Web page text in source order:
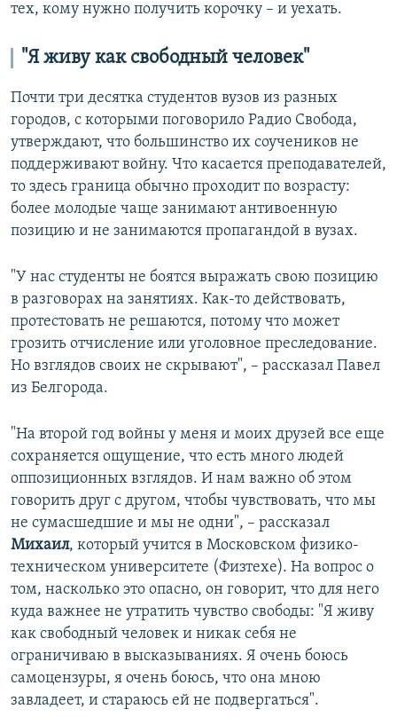
тех, кому нужно получить корочку – и уехать.
"Я живу как свободный человек"
Почти три десятка студентов вузов из разных
городов, с которыми поговорило Радио Свобода,
утверждают, что большинство их соучеников не
поддерживают войну. Что касается преподавателей,
то здесь граница обычно проходит по возрасту:
более молодые чаще занимают антивоенную
позицию и не занимаются пропагандой в вузах.
"У нас студенты не боятся выражать свою позицию
в разговорах на занятиях. Как-то действовать,
протестовать не решаются, потому что может
грозить отчисление или уголовное преследование.
Но взглядов своих не скрывают", – рассказал Павел
из Белгорода.
"На второй год войны у меня и моих друзей все еще
сохраняется ощущение, что есть много людей
оппозиционных взглядов. И нам важно об этом
говорить друг с другом, чтобы чувствовать, что мы
не сумасшедшие и мы не одни", – рассказал
Михаил, который учится в Московском физико-
техническом университете (Физтехе). На вопрос о
том, насколько это опасно, он говорит, что для него
куда важнее не утратить чувство свободы: "Я живу
как свободный человек и никак себя не
ограничиваю в высказываниях. Я очень боюсь
самоцензуры, я очень боюсь, что она мною
завладеет, и стараюсь ей не подвергаться".